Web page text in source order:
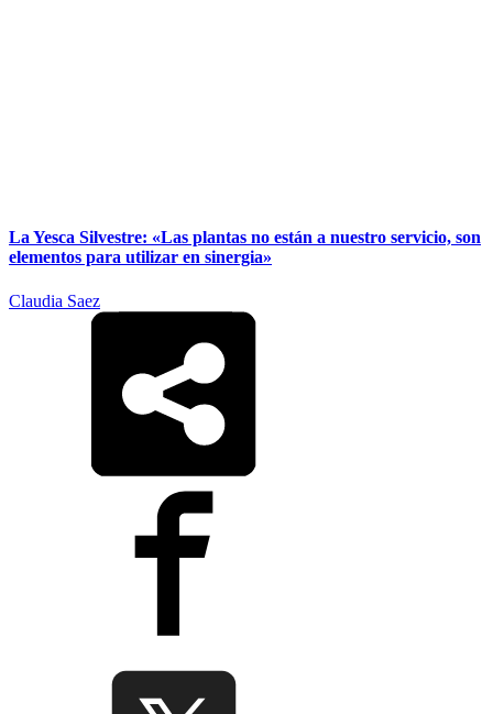
La Yesca Silvestre: «Las plantas no están a nuestro servicio, son
elementos para utilizar en sinergia»
Claudia Saez